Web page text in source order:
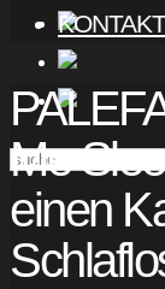
KONTAKT
Me
einen